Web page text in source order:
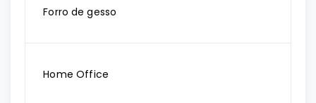
Forro de gesso
Home Office